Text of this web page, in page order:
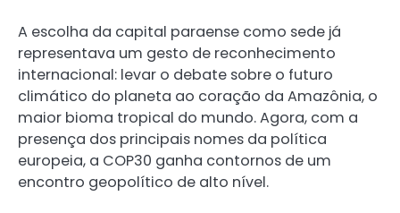
A escolha da capital paraense como sede já
representava um gesto de reconhecimento
internacional: levar o debate sobre o futuro
climático do planeta ao coração da Amazônia, o
maior bioma tropical do mundo. Agora, com a
presença dos principais nomes da política
europeia, a COP30 ganha contornos de um
encontro geopolítico de alto nível.